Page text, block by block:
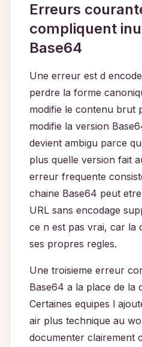
Erreurs
compliquent
Base64
Une erreur est d
perdre la forme
modifie le contenu brut
modifie la version
devient ambigu parce
plus quelle version fait
erreur frequente
chaine Base64 peut
URL sans encodage
ce n est pas vrai, car la
ses propres regles.
Une troisieme erreur
Base64 a la place de la
Certaines equipes l
air plus technique au
documenter clairement